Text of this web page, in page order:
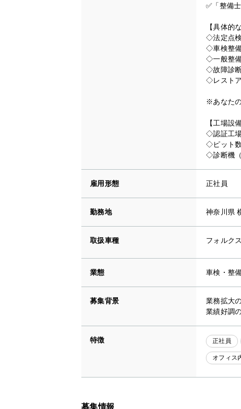
✅「整備
【具体的
◇法定点検
◇車検整
◇一般整
◇故障診
◇レストア
※あなた
【工場設備
◇認証工
◇ピット
◇診断機
雇用形態 正社員
勤務地 神奈川県
取扱車種 フォルク
業態 車検・整
募集背景
業務拡大
業績好調
特徴 正社員
オフィス
募集情報